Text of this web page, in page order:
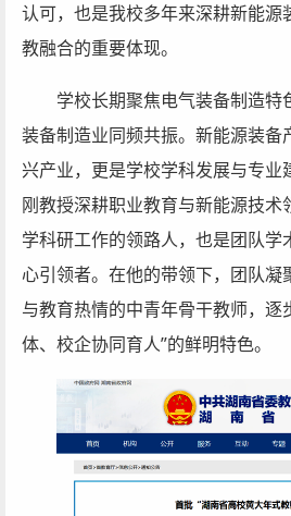
认可，也是我校多年来深耕新能源
教融合的重要体现。
学校长期聚焦电气装备制造特
装备制造业同频共振。新能源装备
兴产业，更是学校学科发展与专业
刚教授深耕职业教育与新能源技术
学科研工作的领路人，也是团队学
心引领者。在他的带领下，团队凝
与教育热情的中青年骨干教师，逐
体、校企协同育人”的鲜明特色。